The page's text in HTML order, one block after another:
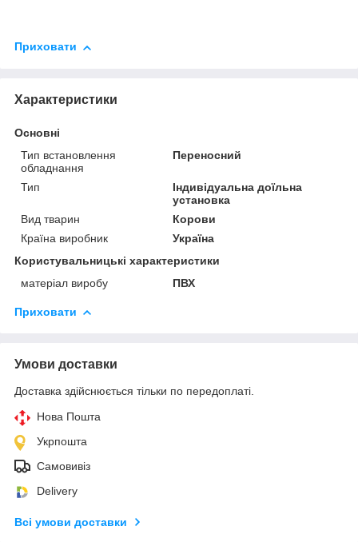
Приховати
Характеристики
Основні
Тип встановлення
обладнання
Переносний
Тип
Індивідуальна доїльна
установка
Вид тварин
Корови
Країна виробник
Україна
Користувальницькі характеристики
матеріал виробу
ПВХ
Приховати
Умови доставки
Доставка здійснюється тільки по передоплаті.
Нова Пошта
Укрпошта
Самовивіз
Delivery
Всі умови доставки